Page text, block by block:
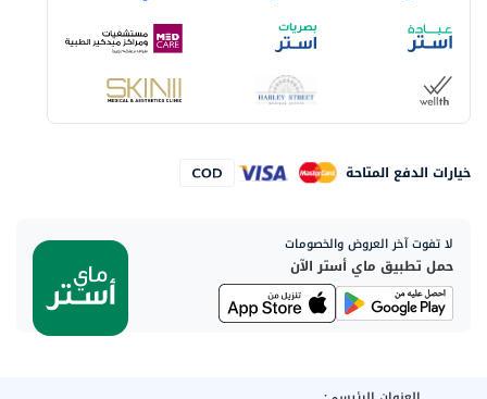
خيارات الدفع المتاحة
لا تفوت آخر العروض والخصومات
حمل تطبيق ماي أستر الآن